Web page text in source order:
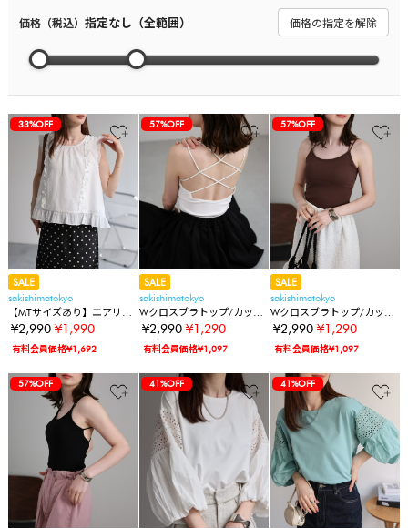
価格（税込） 指定なし（全範囲） 価格の指定を解除
33%OFF
SALE
sakishimatokyo
【MTサイズあり】エアリー
シアーフリルブラウス
¥2,990 ¥1,990
有料会員価格¥1,692
57%OFF
SALE
sakishimatokyo
Wクロスブラトップ/カップ
インキャミ
¥2,990 ¥1,290
有料会員価格¥1,097
57%OFF
SALE
sakishimatokyo
Wクロスブラトップ/カップ
インキャミ
¥2,990 ¥1,290
有料会員価格¥1,097
57%OFF 41%OFF 41%OFF